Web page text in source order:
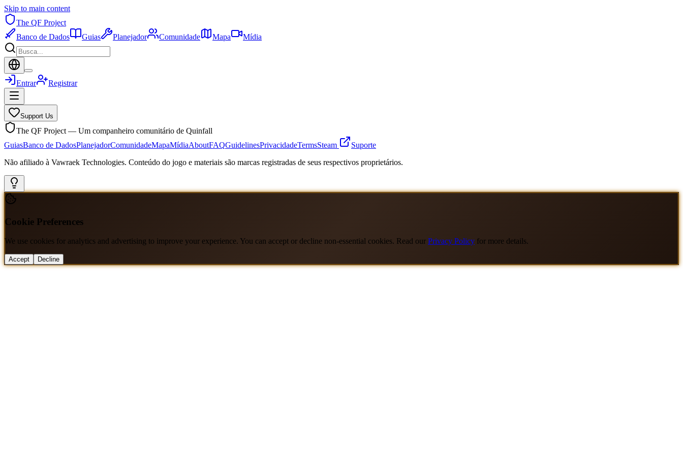
Skip to main content
The QF Project
Banco de Dados
Guias Planejador Comunidade Mapa Mídia
Entrar Registrar
Support Us
The QF Project — Um companheiro comunitário de Quinfall
GuiasBanco de DadosPlanejadorComunidadeMapaMídiaAboutFAQGuidelinesPrivacidadeTermsSteam
Suporte
Não afiliado à Vawraek Technologies. Conteúdo do jogo e materiais são marcas registradas de seus respectivos proprietários.
Cookie Preferences
We use cookies for analytics and advertising to improve your experience. You can accept or decline non-essential cookies. Read our Privacy Policy for more details.
Accept Decline